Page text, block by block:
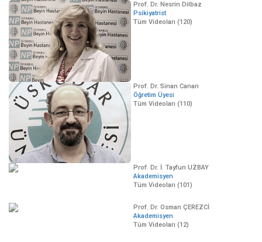
Prof. Dr. Nesrin Dilbaz
Psikiyatrist
Tüm Videoları (120)
Prof. Dr. Sinan Canan
Öğretim Üyesi
Tüm Videoları (110)
Prof. Dr. İ. Tayfun UZBAY
Akademisyen
Tüm Videoları (101)
Prof. Dr. Osman ÇEREZCİ
Akademisyen
Tüm Videoları (12)